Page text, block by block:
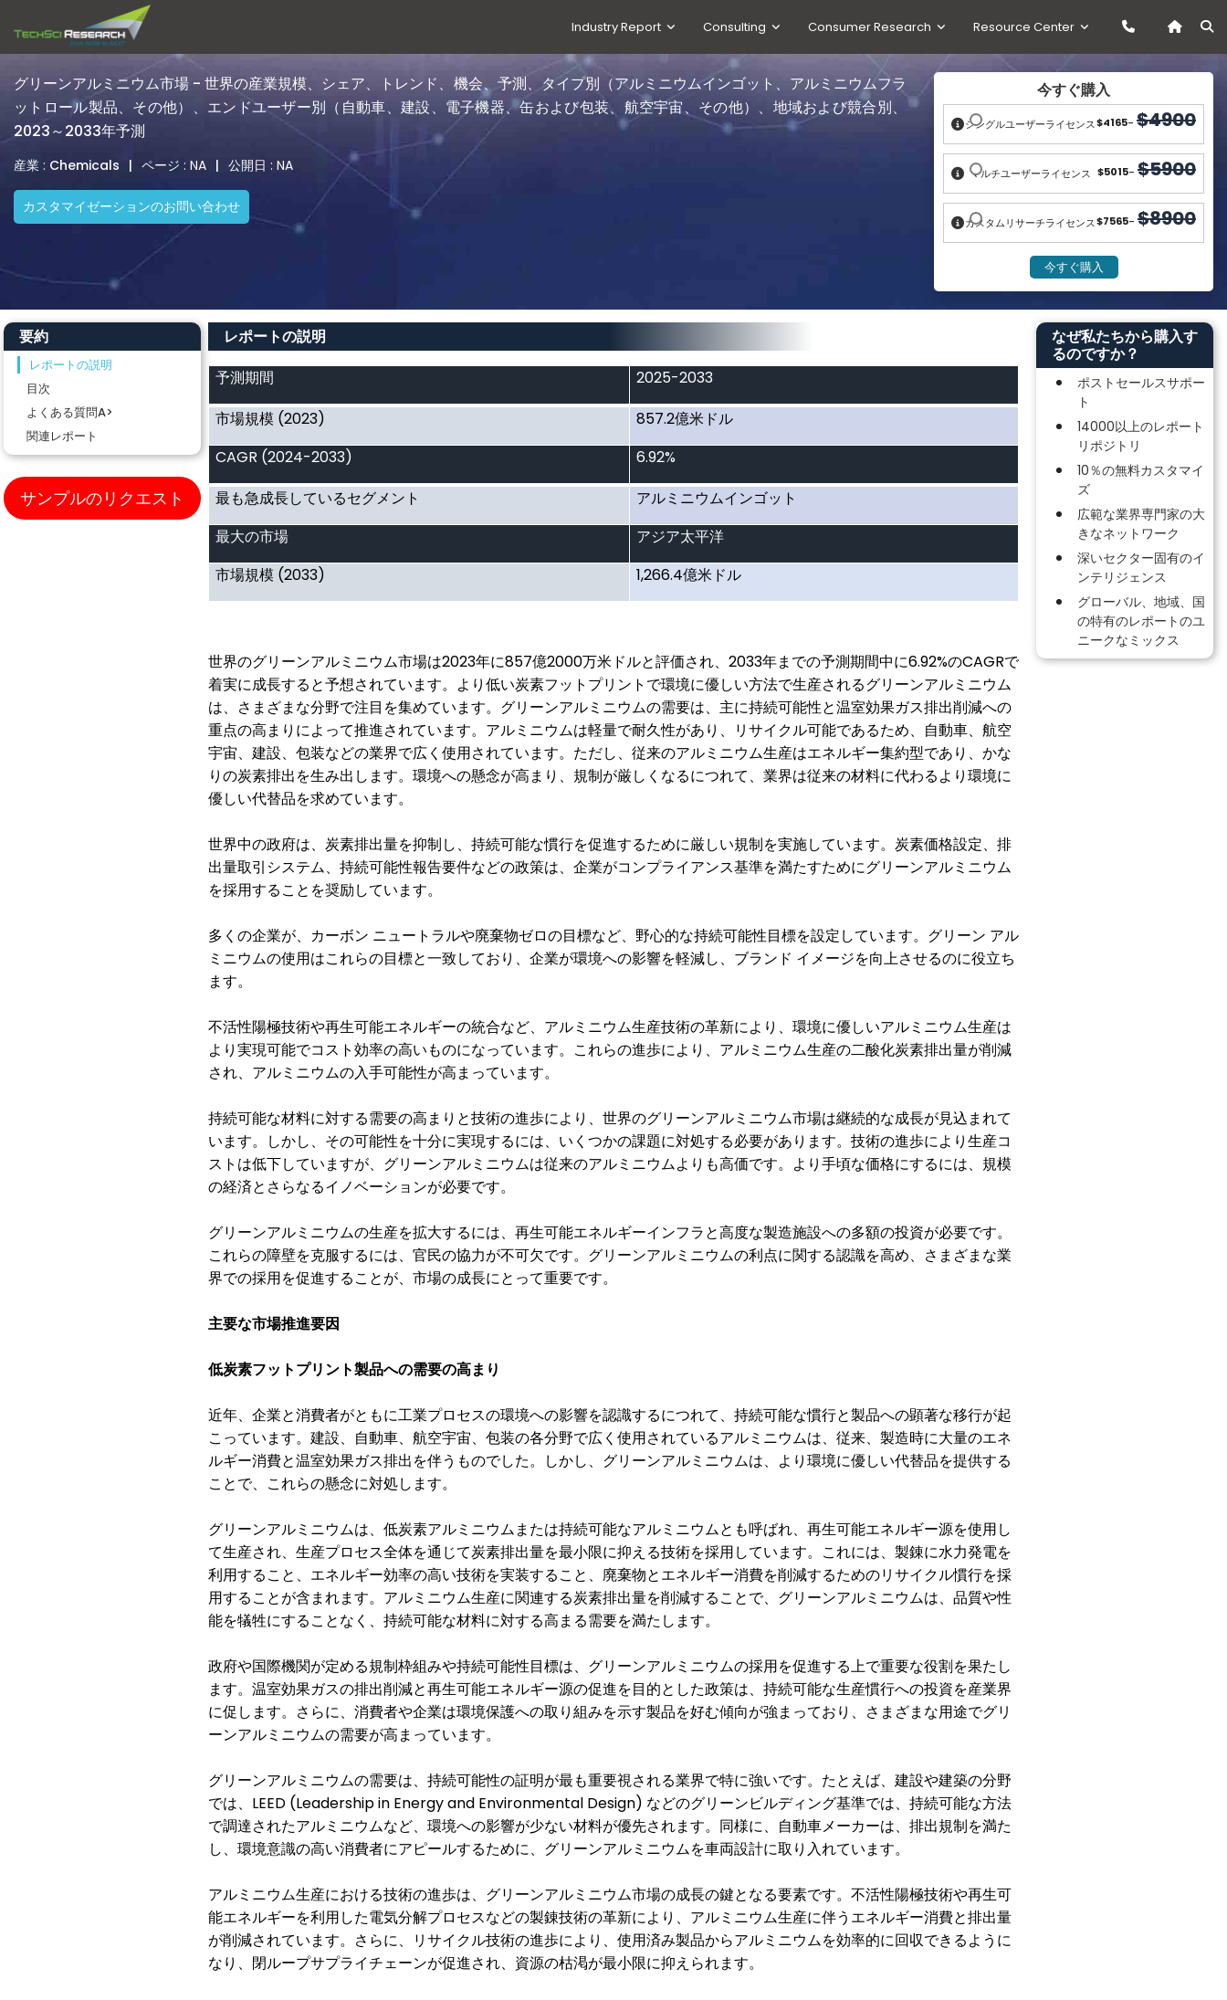
Industry Report Consulting Consumer Research Resource Center
グリーンアルミニウム市場 - 世界の産業規模、シェア、トレンド、機会、予測、タイプ別（アルミニウムインゴット、アルミニウムフラ
ットロール製品、その他）、エンドユーザー別（自動車、建設、電子機器、缶および包装、航空宇宙、その他）、地域および競合別、
2023～2033年予測
産業 : Chemicals | ページ : NA | 公開日 : NA
カスタマイゼーションのお問い合わせ
今すぐ購入
シングルユーザーライセンス$4165- $4900
マルチユーザーライセンス $5015- $5900
カスタムリサーチライセンス$7565- $8900
要約
レポートの説明
目次
よくある質問A>
関連レポート
サンプルのリクエスト
レポートの説明
予測期間 2025-2033
市場規模 (2023) 857.2億米ドル
CAGR (2024-2033) 6.92%
最も急成長しているセグメント アルミニウムインゴット
最大の市場 アジア太平洋
市場規模 (2033) 1,266.4億米ドル
世界のグリーンアルミニウム市場は2023年に857億2000万米ドルと評価され、 2033年までの予測期間中に6.92%のCAGRで
着実に成長すると予想されています。より低い炭素フットプリントで環境に優しい方法で生産されるグリーンアルミニウム
は、さまざまな分野で注目を集めています。グリーンアルミニウムの需要は、主に持続可能性と温室効果ガス排出削減への
重点の高まりによって推進されています。アルミニウムは軽量で耐久性があり、リサイクル可能であるため、自動車、航空
宇宙、建設、包装などの業界で広く使用されています。ただし、従来のアルミニウム生産はエネルギー集約型であり、かな
りの炭素排出を生み出します。環境への懸念が高まり、規制が厳しくなるにつれて、業界は従来の材料に代わるより環境に
優しい代替品を求めています。
世界中の政府は、炭素排出量を抑制し、持続可能な慣行を促進するために厳しい規制を実施しています。炭素価格設定、排
出量取引システム、持続可能性報告要件などの政策は、企業がコンプライアンス基準を満たすためにグリーンアルミニウム
を採用することを奨励しています。
多くの企業が、カーボン ニュートラルや廃棄物ゼロの目標など、野心的な持続可能性目標を設定しています。グリーン アル
ミニウムの使用はこれらの目標と一致しており、企業が環境への影響を軽減し、ブランド イメージを向上させるのに役立ち
ます。
不活性陽極技術や再生可能エネルギーの統合など、アルミニウム生産技術の革新により、環境に優しいアルミニウム生産は
より実現可能でコスト効率の高いものになっています。これらの進歩により、アルミニウム生産の二酸化炭素排出量が削減
され、アルミニウムの入手可能性が高まっています。
持続可能な材料に対する需要の高まりと技術の進歩により、世界のグリーンアルミニウム市場は継続的な成長が見込まれて
います。しかし、その可能性を十分に実現するには、いくつかの課題に対処する必要があります。技術の進歩により生産コ
ストは低下していますが、グリーンアルミニウムは従来のアルミニウムよりも高価です。より手頃な価格にするには、規模
の経済とさらなるイノベーションが必要です。
グリーンアルミニウムの生産を拡大するには、再生可能エネルギーインフラと高度な製造施設への多額の投資が必要です。
これらの障壁を克服するには、官民の協力が不可欠です。グリーンアルミニウムの利点に関する認識を高め、さまざまな業
界での採用を促進することが、市場の成長にとって重要です。
主要な市場推進要因
低炭素フットプリント製品への需要の高まり
近年、企業と消費者がともに工業プロセスの環境への影響を認識するにつれて、持続可能な慣行と製品への顕著な移行が起
こっています。建設、自動車、航空宇宙、包装の各分野で広く使用されているアルミニウムは、従来、製造時に大量のエネ
ルギー消費と温室効果ガス排出を伴うものでした。しかし、グリーンアルミニウムは、より環境に優しい代替品を提供する
ことで、これらの懸念に対処します。
グリーンアルミニウムは、低炭素アルミニウムまたは持続可能なアルミニウムとも呼ばれ、再生可能エネルギー源を使用し
て生産され、生産プロセス全体を通じて炭素排出量を最小限に抑える技術を採用しています。これには、製錬に水力発電を
利用すること、エネルギー効率の高い技術を実装すること、廃棄物とエネルギー消費を削減するためのリサイクル慣行を採
用することが含まれます。アルミニウム生産に関連する炭素排出量を削減することで、グリーンアルミニウムは、品質や性
能を犠牲にすることなく、持続可能な材料に対する高まる需要を満たします。
政府や国際機関が定める規制枠組みや持続可能性目標は、グリーンアルミニウムの採用を促進する上で重要な役割を果たし
ます。温室効果ガスの排出削減と再生可能エネルギー源の促進を目的とした政策は、持続可能な生産慣行への投資を産業界
に促します。さらに、消費者や企業は環境保護への取り組みを示す製品を好む傾向が強まっており、さまざまな用途でグリ
ーンアルミニウムの需要が高まっています。
グリーンアルミニウムの需要は、持続可能性の証明が最も重要視される業界で特に強いです。たとえば、建設や建築の分野
では、 LEED (Leadership in Energy and Environmental Design) などのグリーンビルディング基準では、持続可能な方法
で調達されたアルミニウムなど、環境への影響が少ない材料が優先されます。同様に、自動車メーカーは、排出規制を満た
し、環境意識の高い消費者にアピールするために、グリーンアルミニウムを車両設計に取り入れています。
アルミニウム生産における技術の進歩は、グリーンアルミニウム市場の成長の鍵となる要素です。不活性陽極技術や再生可
能エネルギーを利用した電気分解プロセスなどの製錬技術の革新により、アルミニウム生産に伴うエネルギー消費と排出量
が削減されています。さらに、リサイクル技術の進歩により、使用済み製品からアルミニウムを効率的に回収できるように
なり、閉ループサプライチェーンが促進され、資源の枯渇が最小限に抑えられます。
なぜ私たちから購入す
るのですか？
ポストセールスサポー
ト
14000以上のレポート
リポジトリ
10％の無料カスタマイ
ズ
広範な業界専門家の大
きなネットワーク
深いセクター固有のイ
ンテリジェンス
グローバル、地域、国
の特有のレポートのユ
ニークなミックス